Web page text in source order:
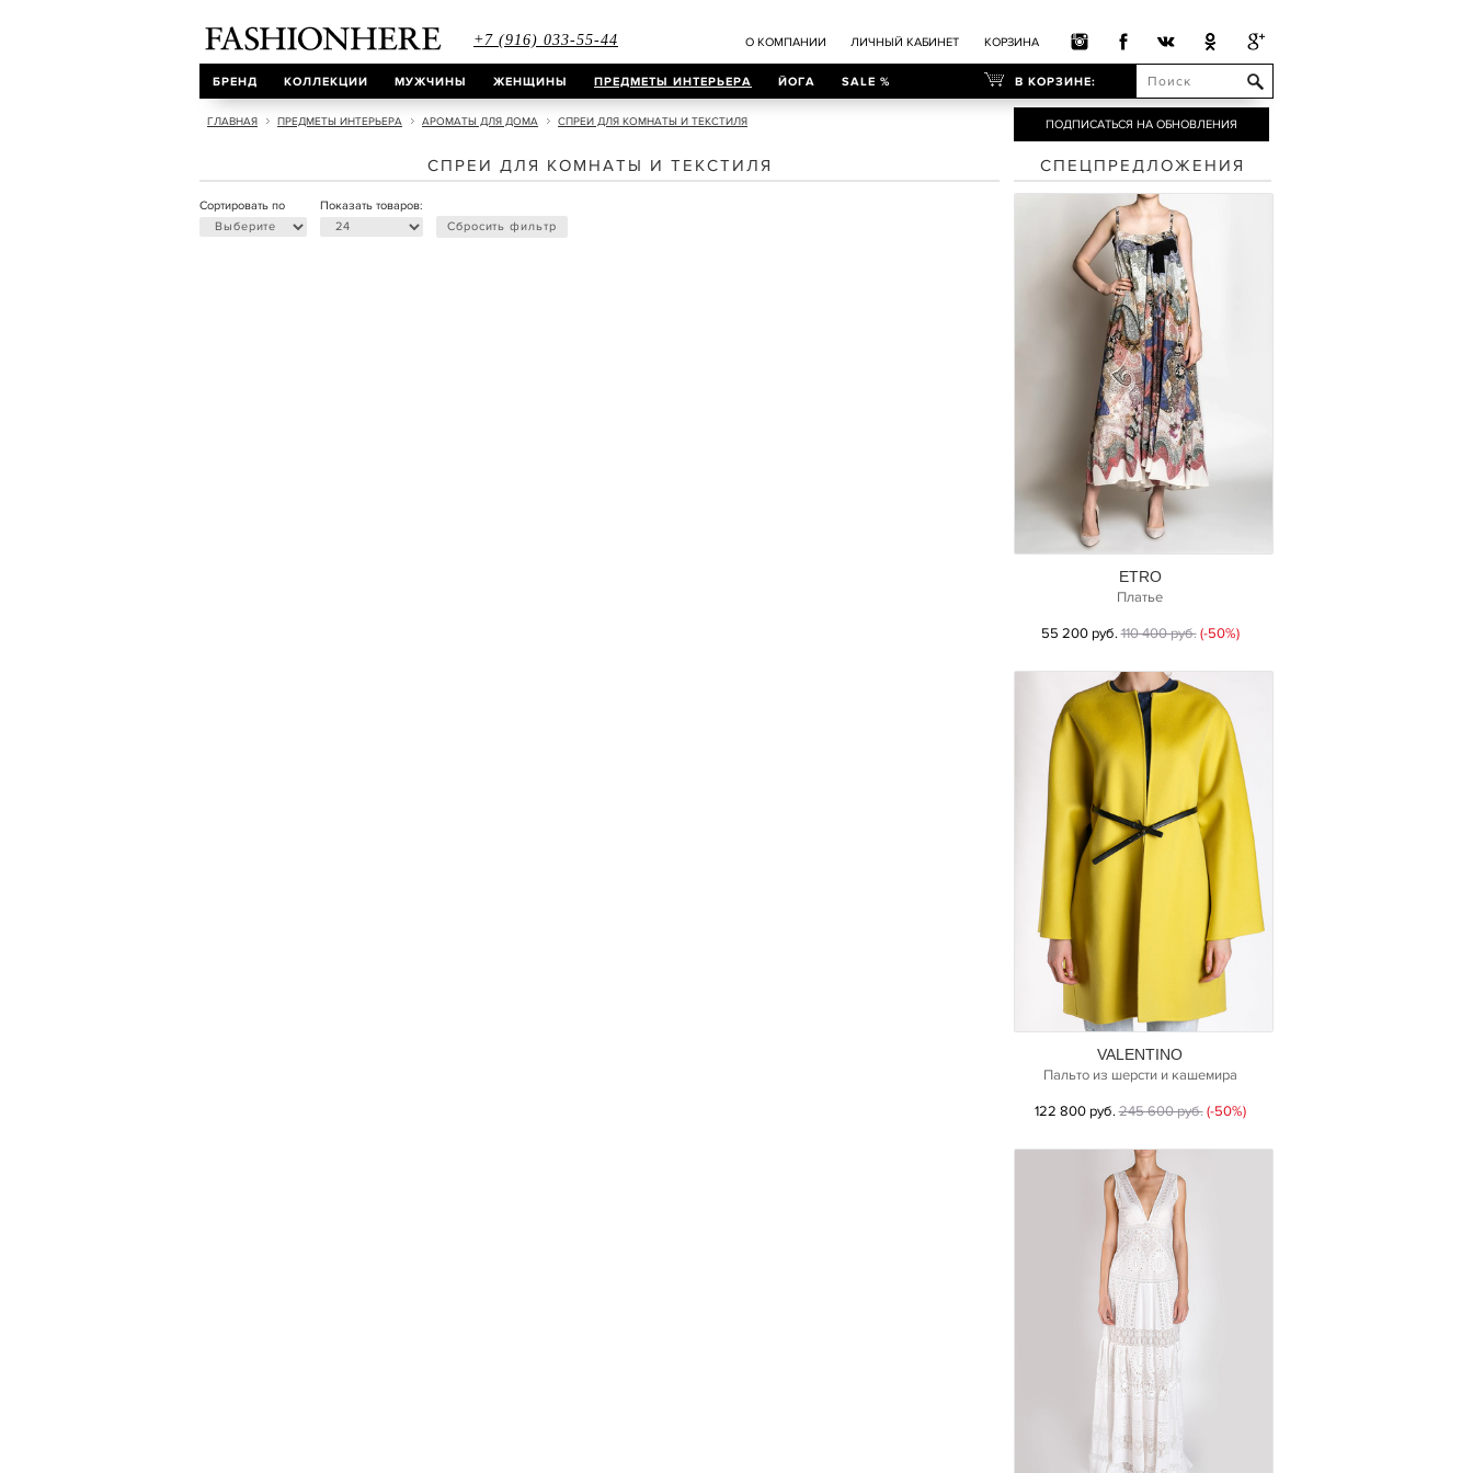
+7 (916) 033-55-44 О КОМПАНИИ ЛИЧНЫЙ КАБИНЕТ КОРЗИНА
В КОРЗИНЕ:
БРЕНД КОЛЛЕКЦИИ МУЖЧИНЫ ЖЕНЩИНЫ ПРЕДМЕТЫ ИНТЕРЬЕРА ЙОГА SALE %
ГЛАВНАЯ ПРЕДМЕТЫ ИНТЕРЬЕРА АРОМАТЫ ДЛЯ ДОМА СПРЕИ ДЛЯ КОМНАТЫ И ТЕКСТИЛЯ
СПРЕИ ДЛЯ КОМНАТЫ И ТЕКСТИЛЯ
Сортировать по
Показать товаров:
Сбросить фильтр
ПОДПИСАТЬСЯ НА ОБНОВЛЕНИЯ
СПЕЦПРЕДЛОЖЕНИЯ
ETRO
Платье
55 200 руб.110 400 руб. (-50%)
VALENTINO
Пальто из шерсти и кашемира
122 800 руб.245 600 руб. (-50%)